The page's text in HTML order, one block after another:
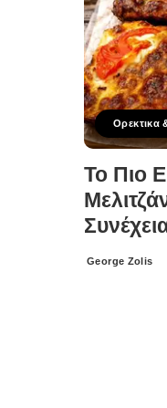
Ορεκτικα
Το Πιο
Posted
George Zolis